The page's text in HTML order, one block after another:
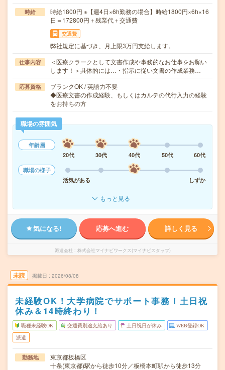
時給
時給1800円 ※【週4日×6h勤務の場合】時給1800円×6h×16
日＝172800円＋残業代＋交通費
交通費
弊社規定に基づき、月上限3万円支給します。
仕事内容
＜医療クラークとして文書作成や事務的なお仕事をお願い
します！＞具体的には…・指示に従い文書の作成業務…
応募資格
ブランクOK / 英語力不要
◆医療文書の作成経験、もしくはカルテの代行入力の経験
をお持ちの方
職場の雰囲気
年齢層
20代
30代 40代 50代
60代
職場の様子
活気がある
しずか
もっと見る
気になる! 応募へ進む 詳しく見る
派遣会社 株式会社マイナビワークス(マイナビスタッフ)
未読 掲載日 2026/08/08
未経験OK！大学病院でサポート事務！土日祝
休み＆14時終わり！
職種未経験OK 交通費別途支給あり 土日祝日が休み WEB登録OK
派遣
勤務地
東京都板橋区
十条(東京都)駅から徒歩10分／板橋本町駅から徒歩13分